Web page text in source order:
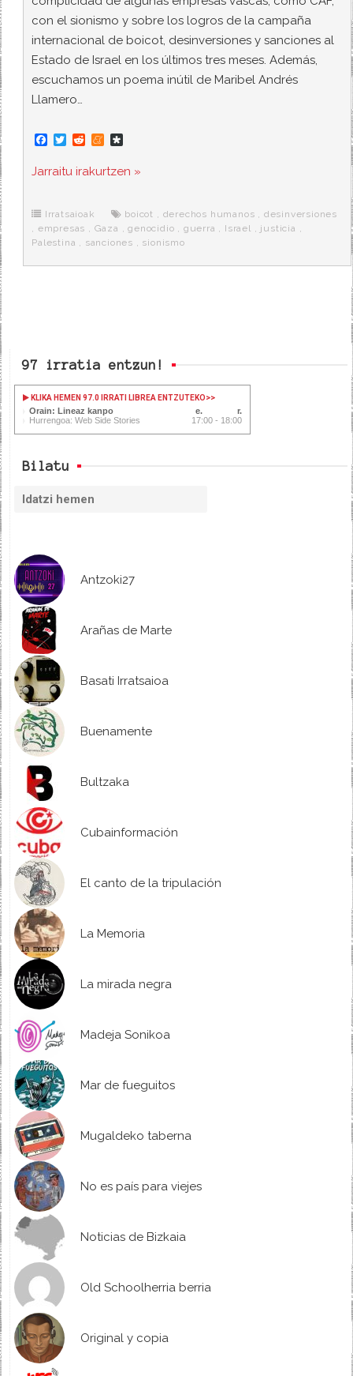
con el sionismo y sobre los logros de la campaña
internacional de boicot, desinversiones y sanciones al
Estado de Israel en los últimos tres meses. Además,
escuchamos un poema inútil de Maribel Andrés
Llamero…
F
e
o
k
T
t
r
R
d
d
M
n
e
e
s
r
a
Jarraitu irakurtzen »
Irratsaioak boicot , derechos humanos , desinversiones
, empresas , Gaza ,genocidio , guerra , Israel , justicia ,
Palestina , sanciones , sionismo
97 irratia entzun!
KLIKA HEMEN 97.0 IRRATI LIBREA ENTZUTEKO>>
Orain: Lineaz kanpo
Hurrengoa: Web Side Stories
17:00 - 18:00
Bilatu
Antzoki27
Arañas de Marte
Basati Irratsaioa
Buenamente
Bultzaka
Cubainformación
El canto de la tripulación
La Memoria
La mirada negra
Madeja Sonikoa
Mar de fueguitos
Mugaldeko taberna
No es país para viejes
Noticias de Bizkaia
Old Schoolherria berria
Original y copia